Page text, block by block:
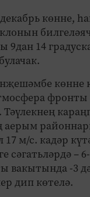
көнне,
9дан 14
фронты
Тәүлекнең
аерым
17 м/с. кадәр
сәгатьләрдә –
вакытында -3
дип көтелә.